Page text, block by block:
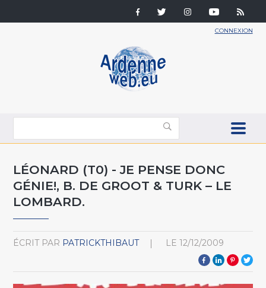
CONNEXION
LÉONARD (T0) - JE PENSE DONC
GÉNIE!, B. DE GROOT & TURK – LE
LOMBARD.
ÉCRIT PAR PATRICKTHIBAUT LE 12/12/2009